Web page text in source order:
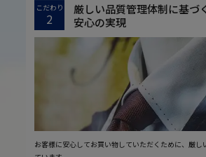
こだわり
2
厳しい品質管理体制に基づ
安心の実現
お客様に安心してお買い物していただくために、厳し